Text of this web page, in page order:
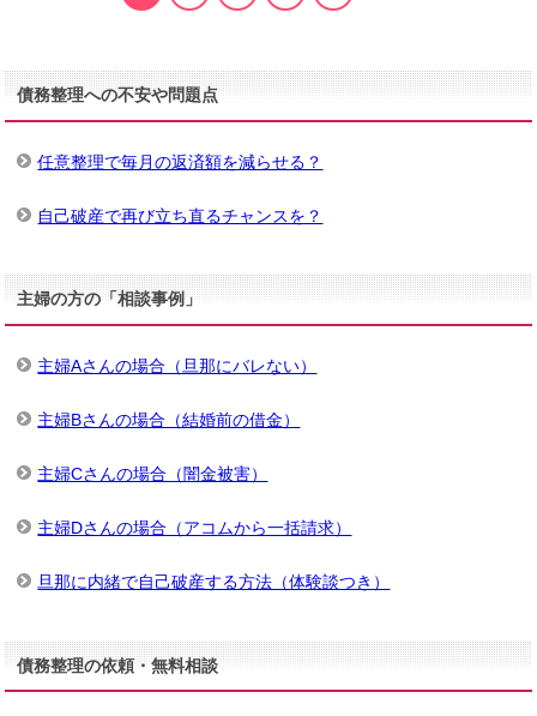
債務整理への不安や問題点
任意整理で毎月の返済額を減らせる？
自己破産で再び立ち直るチャンスを？
主婦の方の「相談事例」
主婦Aさんの場合（旦那にバレない）
主婦Bさんの場合（結婚前の借金）
主婦Cさんの場合（闇金被害）
主婦Dさんの場合（アコムから一括請求）
旦那に内緒で自己破産する方法（体験談つき）
債務整理の依頼・無料相談